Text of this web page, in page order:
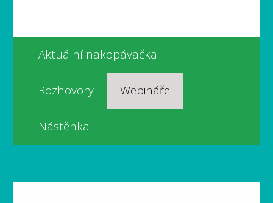
Aktuální nakopávačka
Rozhovory Webináře
Nástěnka